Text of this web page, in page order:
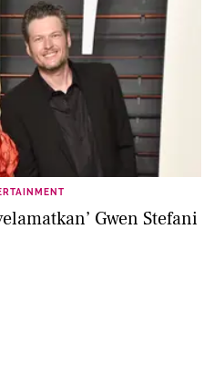
Gwen Stefani